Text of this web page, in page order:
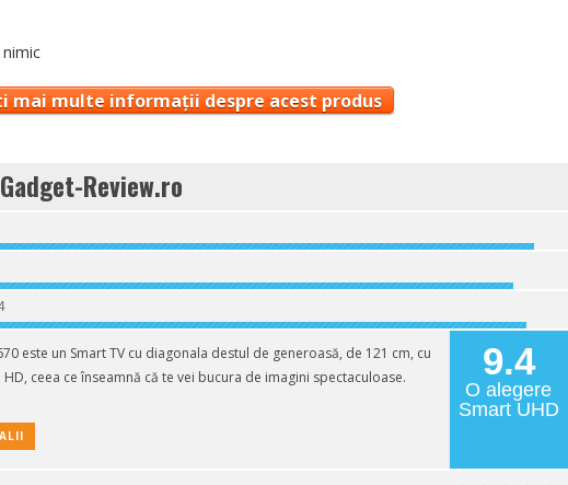
mai multe informații despre acest produs
Review.ro
9.4
O alegere
Smart UHD
este un Smart TV cu diagonala destul de generoasă, de 121 cm, cu
ceea ce înseamnă că te vei bucura de imagini spectaculoase.